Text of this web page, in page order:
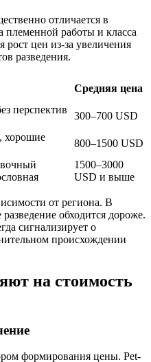
отличается в
племенной работы и класса
рост цен из-за увеличения
разведения.
Средняя цена
перспектив
300–700 USD
хорошие
800–1500 USD
1500–3000
USD и выше
от региона. В
обходится дороже.
сигнализирует о
происхождении
на стоимость
формирования цены. Pet-